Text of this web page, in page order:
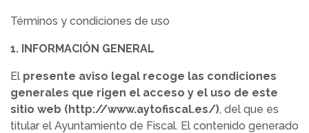
Términos y condiciones de uso
1. INFORMACIÓN GENERAL
El presente aviso legal recoge las condiciones
generales que rigen el acceso y el uso de este
sitio web (http://www.aytofiscal.es/), del que es
titular el Ayuntamiento de Fiscal. El contenido generado